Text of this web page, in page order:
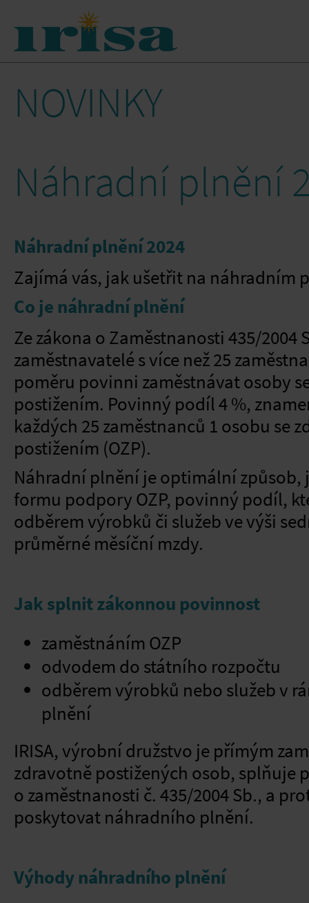
NOVINKY
Náhradní plnění
Náhradní plnění 2024
Zajímá vás, jak ušetřit na náhradním
Co je náhradní plnění
Ze zákona o Zaměstnanosti 435/2004
zaměstnavatelé s více než 25
poměru povinni zaměstnávat osoby
postižením. Povinný podíl 4 %,
každých 25 zaměstnanců 1 osobu se
postižením (OZP).
Náhradní plnění je optimální
formu podpory OZP, povinný podíl,
odběrem výrobků či služeb ve výši
průměrné měsíční mzdy.
Jak splnit zákonnou povinnost
zaměstnáním OZP
odvodem do státního rozpočtu
odběrem výrobků nebo služeb v
plnění
IRISA, výrobní družstvo je přímým
zdravotně postižených osob, splňuje
o zaměstnanosti č. 435/2004 Sb., a
poskytovat náhradního plnění.
Výhody náhradního plnění